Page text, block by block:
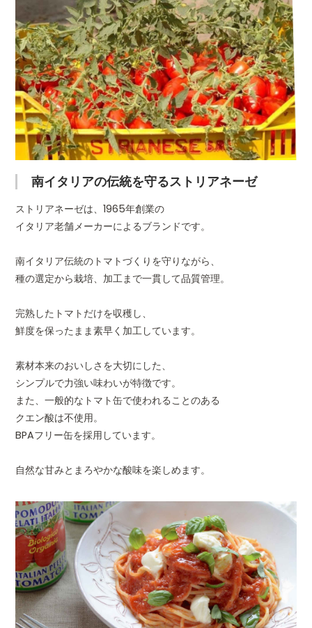
南イタリアの伝統を守るストリアネーゼ
ストリアネーゼは、1965年創業の
イタリア老舗メーカーによるブランドです。
南イタリア伝統のトマトづくりを守りながら、
種の選定から栽培、加工まで一貫して品質管理。
完熟したトマトだけを収穫し、
鮮度を保ったまま素早く加工しています。
素材本来のおいしさを大切にした、
シンプルで力強い味わいが特徴です。
また、一般的なトマト缶で使われることのある
クエン酸は不使用。
BPAフリー缶を採用しています。
自然な甘みとまろやかな酸味を楽しめます。
栄養成分表示
（100gあた
り）
エネルギー31.0kcal/たんぱ
0.4g/炭水化物6.2g/食塩相
JANコード 8003716001288
ギフト包装
○熨斗
詳